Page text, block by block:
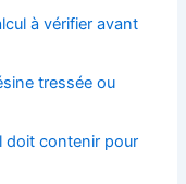
à vérifier avant
tressée ou
doit contenir pour